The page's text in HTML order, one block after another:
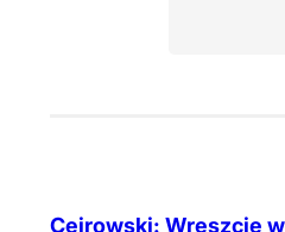
Cejrowski: Wreszcie